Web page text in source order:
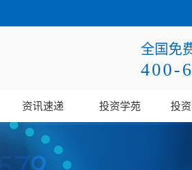
全国免
400-
资讯速递 投资学苑 投